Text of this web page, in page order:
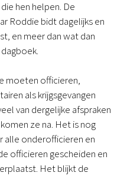
hen helpen. De
Roddie bidt dagelijks en
en meer dan wat dan
dagboek.
moeten officieren,
als krijgsgevangen
van dergelijke afspraken
ze na. Het is nog
alle onderofficieren en
officieren gescheiden en
Het blijkt de